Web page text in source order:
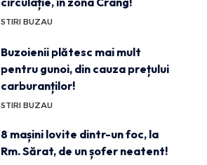
STIRI BUZAU
Buzoienii plătesc mai mult
pentru gunoi, din cauza prețului
carburanților!
STIRI BUZAU
8 mașini lovite dintr-un foc, la
Rm. Sărat, de un șofer neatent!